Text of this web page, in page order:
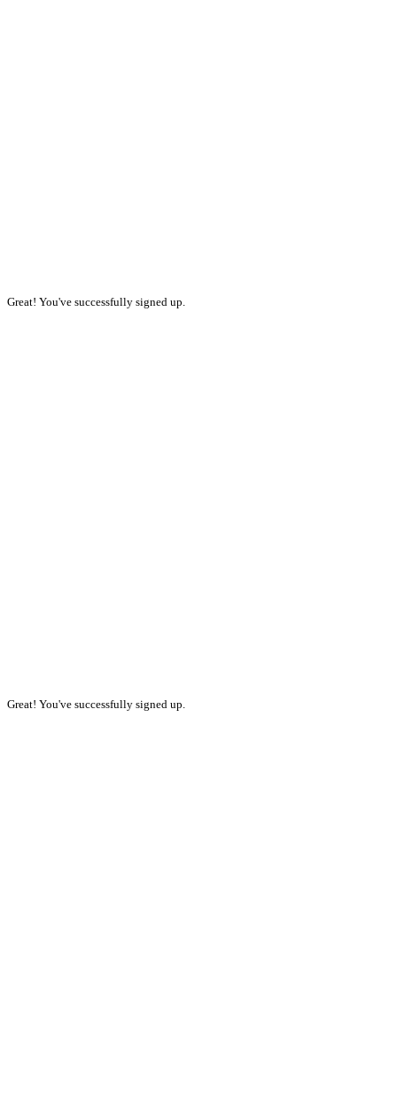
Great! You've successfully signed up.
Great! You've successfully signed up.